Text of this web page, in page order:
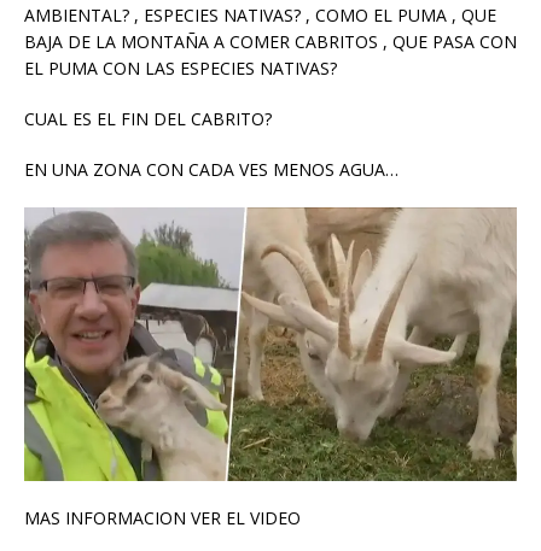
AMBIENTAL? , ESPECIES NATIVAS? , COMO EL PUMA , QUE
BAJA DE LA MONTAÑA A COMER CABRITOS , QUE PASA CON
EL PUMA CON LAS ESPECIES NATIVAS?
CUAL ES EL FIN DEL CABRITO?
EN UNA ZONA CON CADA VES MENOS AGUA…
MAS INFORMACION VER EL VIDEO